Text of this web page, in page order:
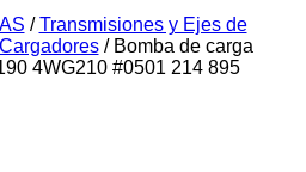
/Transmisiones y Ejes de
/ Bomba de carga
4WG210 #0501 214 895